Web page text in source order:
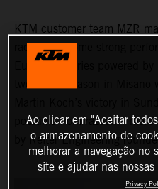
KTM customer team MZR
races with some strong
podiums from razoon –
by Reiter Engineering
Ao clicar em "Aceitar
o armazenamento de
melhorar a navegação no
site e ajudar nas
Privacy